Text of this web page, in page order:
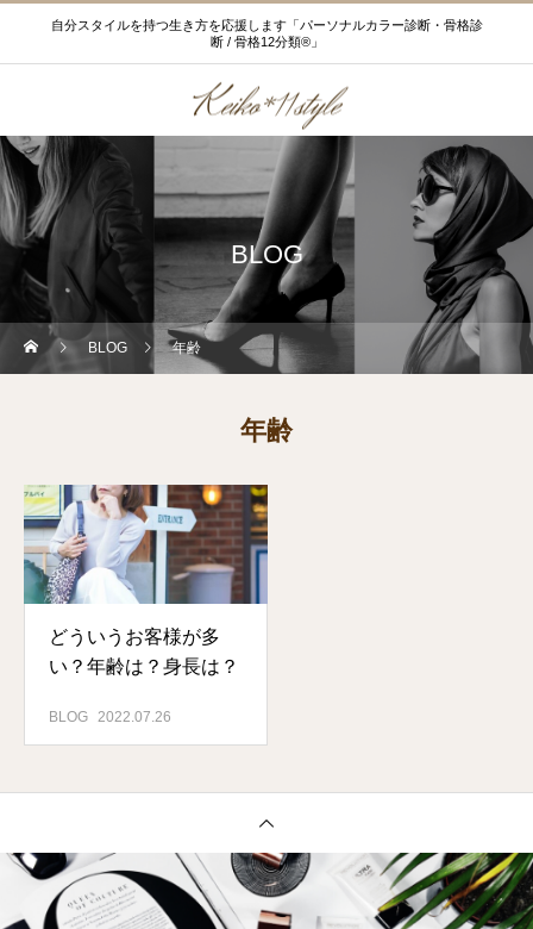
自分スタイルを持つ生き方を応援します「パーソナルカラー診断・骨格診
断 / 骨格12分類®」
BLOG
BLOG 年齢
年齢
どういうお客様が多
い？年齢は？身長は？
BLOG 2022.07.26